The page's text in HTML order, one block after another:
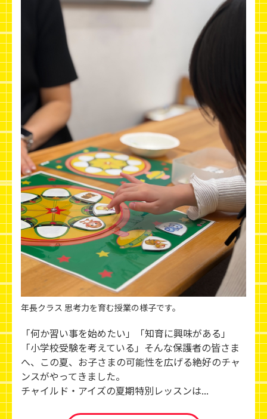
年長クラス 思考力を育む授業の様子です。
「何か習い事を始めたい」「知育に興味がある」
「小学校受験を考えている」そんな保護者の皆さま
へ、この夏、お子さまの可能性を広げる絶好のチャ
ンスがやってきました。
チャイルド・アイズの夏期特別レッスンは...